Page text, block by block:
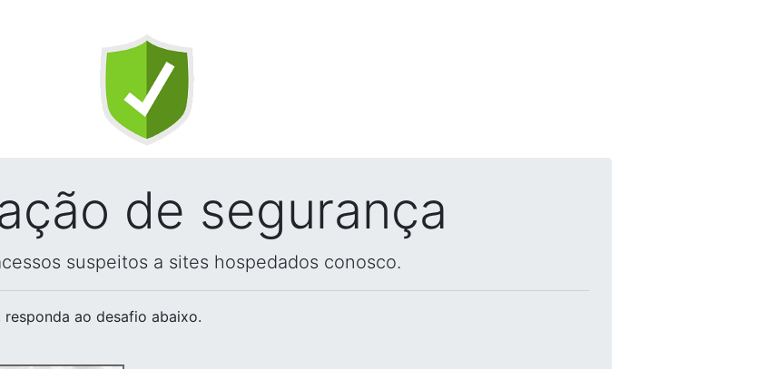
de segurança
suspeitos a sites hospedados conosco.
responda ao desafio abaixo.